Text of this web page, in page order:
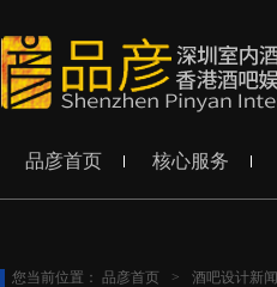
品彦首页 核心服务
您当前位置： 品彦首页 > 酒吧设计新闻